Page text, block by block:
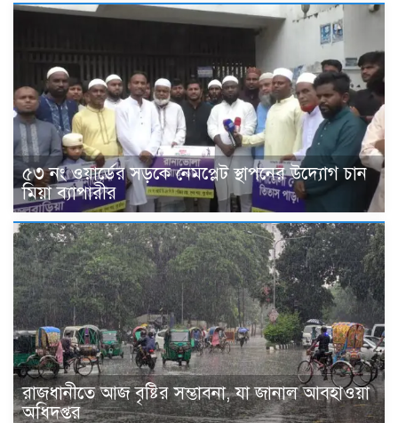
৫৩ নং ওয়ার্ডের সড়কে নেমপ্লেট স্থাপনের উদ্যোগ চান
মিয়া ব্যাপারীর
রাজধানীতে আজ বৃষ্টির সম্ভাবনা, যা জানাল আবহাওয়া
অধিদপ্তর